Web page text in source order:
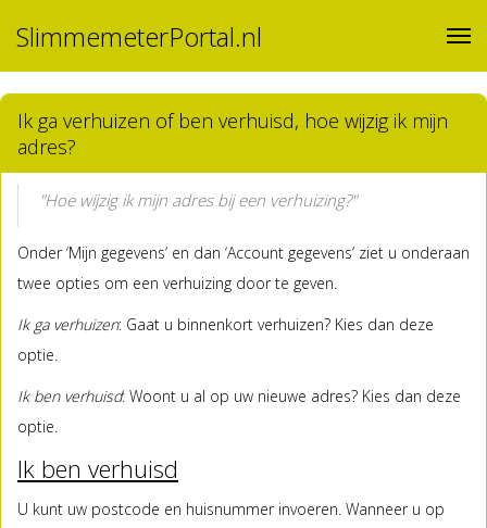
SlimmemeterPortal.nl
Ik ga verhuizen of ben verhuisd, hoe wijzig ik mijn
adres?
"Hoe wijzig ik mijn adres bij een verhuizing?"
Onder ‘Mijn gegevens’ en dan ‘Account gegevens’ ziet u onderaan
twee opties om een verhuizing door te geven.
Ik ga verhuizen: Gaat u binnenkort verhuizen? Kies dan deze
optie.
Ik ben verhuisd: Woont u al op uw nieuwe adres? Kies dan deze
optie.
Ik ben verhuisd
U kunt uw postcode en huisnummer invoeren. Wanneer u op